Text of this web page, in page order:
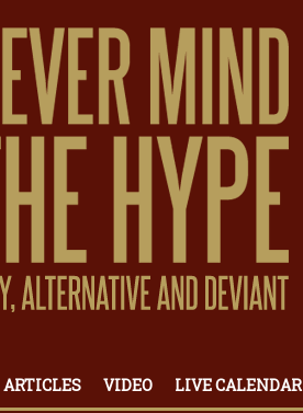
ARTICLES VIDEO LIVE CALENDAR